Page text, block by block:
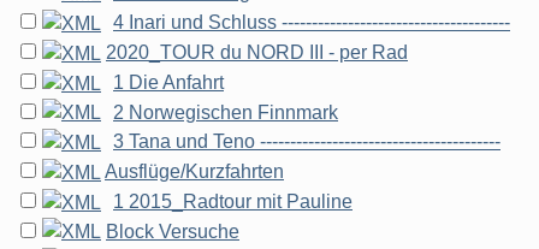
4 Inari und Schluss --------------------------------------
2020_TOUR du NORD III - per Rad
1 Die Anfahrt
2 Norwegischen Finnmark
3 Tana und Teno ----------------------------------------
Ausflüge/Kurzfahrten
1 2015_Radtour mit Pauline
Block Versuche